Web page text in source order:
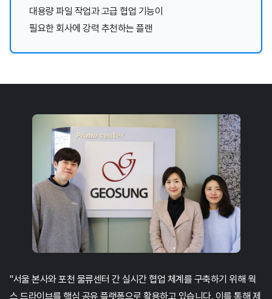
대용량 파일 작업과 고급 협업 기능이
필요한 회사에 강력 추천하는 플랜
"서울 본사와 포천 물류센터 간 실시간 협업 체계를 구축하기 위해 웍
스 드라이브를 핵심 공유 플랫폼으로 활용하고 있습니다. 이를 통해 제